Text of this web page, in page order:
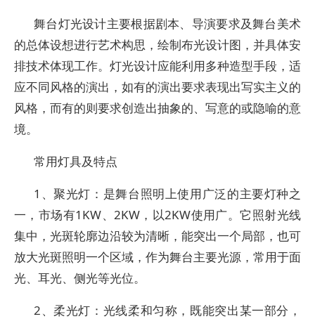
舞台灯光设计主要根据剧本、导演要求及舞台美术
的总体设想进行艺术构思，绘制布光设计图，并具体安
排技术体现工作。灯光设计应能利用多种造型手段，适
应不同风格的演出，如有的演出要求表现出写实主义的
风格，而有的则要求创造出抽象的、写意的或隐喻的意
境。
常用灯具及特点
1、聚光灯：是舞台照明上使用广泛的主要灯种之
一，市场有1KW、2KW，以2KW使用广。它照射光线
集中，光斑轮廓边沿较为清晰，能突出一个局部，也可
放大光斑照明一个区域，作为舞台主要光源，常用于面
光、耳光、侧光等光位。
2、柔光灯：光线柔和匀称，既能突出某一部分，